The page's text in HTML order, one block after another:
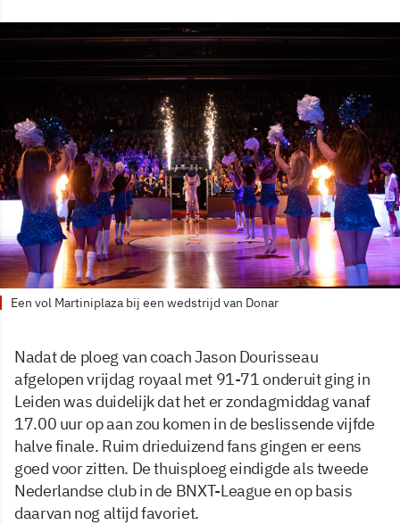
Een vol Martiniplaza bij een wedstrijd van Donar
Nadat de ploeg van coach Jason Dourisseau
afgelopen vrijdag royaal met 91-71 onderuit ging in
Leiden was duidelijk dat het er zondagmiddag vanaf
17.00 uur op aan zou komen in de beslissende vijfde
halve finale. Ruim drieduizend fans gingen er eens
goed voor zitten. De thuisploeg eindigde als tweede
Nederlandse club in de BNXT-League en op basis
daarvan nog altijd favoriet.